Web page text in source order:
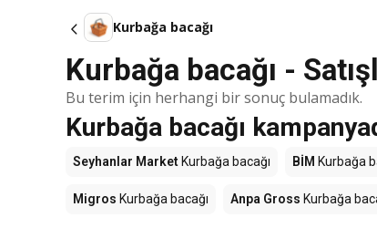
Kurbağa bacağı
Kurbağa bacağı -
Bu terim için herhangi bir sonuç bulamadık.
Kurbağa bacağı
Seyhanlar Market Kurbağa bacağı BİM Kurbağa
Migros Kurbağa bacağı Anpa Gross Kurbağa